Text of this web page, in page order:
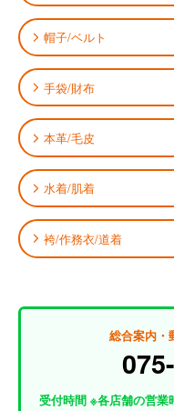
帽子/ベルト
手袋/財布
本革/毛皮
水着/肌着
袴/作務衣/道着
総合案内・
受付時間 ※各店舗の営業